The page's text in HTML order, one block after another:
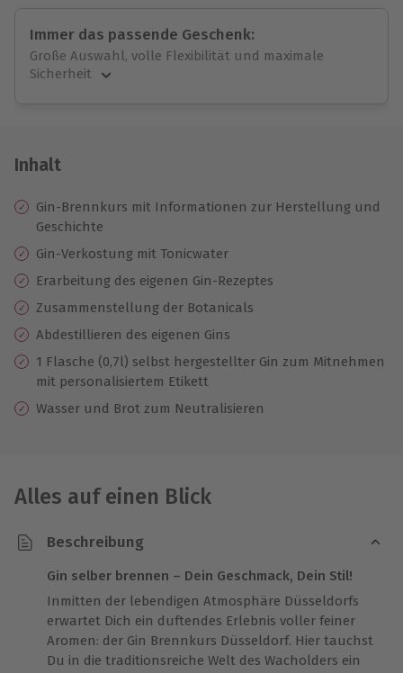
Immer das passende Geschenk:
Große Auswahl, volle Flexibilität und maximale
Sicherheit
Jeder Gutschein für alle Erlebnisse einlösbar.
10 Jahre gültig & verlängerbar.
Inhalt
Gin-Brennkurs mit Informationen zur Herstellung und
Geschichte
Gin-Verkostung mit Tonicwater
Erarbeitung des eigenen Gin-Rezeptes
Zusammenstellung der Botanicals
Abdestillieren des eigenen Gins
1 Flasche (0,7l) selbst hergestellter Gin zum Mitnehmen
mit personalisiertem Etikett
Wasser und Brot zum Neutralisieren
Alles auf einen Blick
Beschreibung
Gin selber brennen – Dein Geschmack, Dein Stil!
Inmitten der lebendigen Atmosphäre Düsseldorfs
erwartet Dich ein duftendes Erlebnis voller feiner
Aromen: der Gin Brennkurs Düsseldorf. Hier tauchst
Du in die traditionsreiche Welt des Wacholders ein